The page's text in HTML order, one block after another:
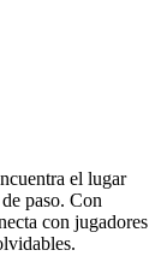
el lugar
paso. Con
con jugadores